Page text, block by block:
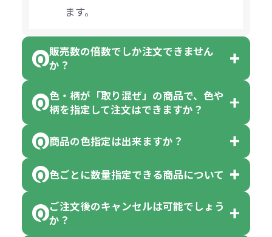
ます。
販売数の倍数でしか注文できません
か？
一部商品（※）を除き、注文可能数
です。
個、20個と10個単位でのご注文とな
ります。
【例】注文可能数が100個の場合
色・柄が「取り混ぜ」の商品で、色や
柄を指定して注文はできますか？
「色・柄 取り混ぜ」のラベルがつい
ている商品は、色指定不可となって
ん。
商品の色指定は出来ますか？
色指定できる商品もございますが商
品の詳細に「色・柄 取り混ぜ」のラ
ベルや商品画像に「〇色取混ぜ」な
色ごとに数量指定できる商品について
「選べる本体色」のラベルが付いて
ご注文後のキャンセルは可能でしょう
か？